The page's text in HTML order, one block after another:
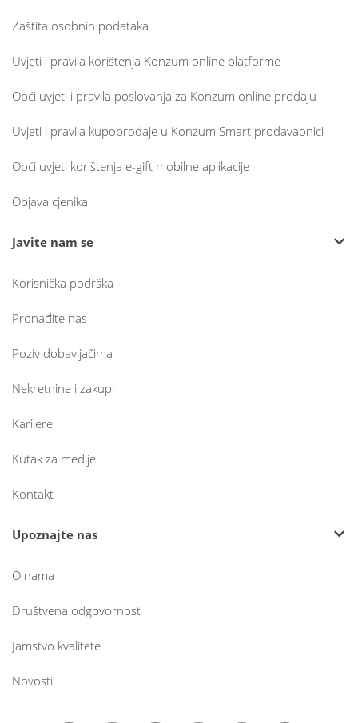
Zaštita osobnih podataka
Uvjeti i pravila korištenja Konzum online platforme
Opći uvjeti i pravila poslovanja za Konzum online prodaju
Uvjeti i pravila kupoprodaje u Konzum Smart prodavaonici
Opći uvjeti korištenja e-gift mobilne aplikacije
Objava cjenika
Javite nam se
Korisnička podrška
Pronađite nas
Poziv dobavljačima
Nekretnine i zakupi
Karijere
Kutak za medije
Kontakt
Upoznajte nas
O nama
Društvena odgovornost
Jamstvo kvalitete
Novosti